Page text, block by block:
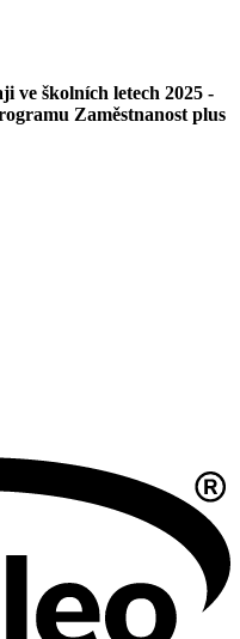
ve školních letech 2025 -
Zaměstnanost plus